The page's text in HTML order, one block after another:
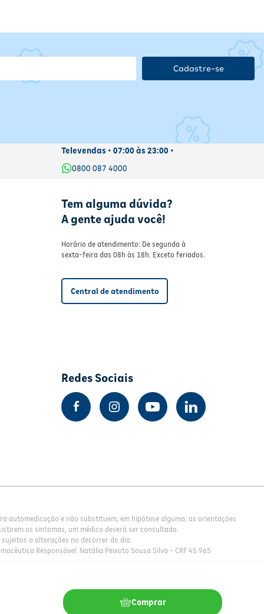
Comprar
Cadastre-se
Televendas • 07:00 às 23:00 •
0800 087 4000
Tem alguma dúvida?
A gente ajuda você!
Horário de atendimento: De segunda à
sexta-feira das 08h às 18h. Exceto feriados.
Central de atendimento
Redes Sociais
automedicação e não substituem, em hipótese alguma, as orientações
os sintomas, um médico deverá ser consultado.
a alterações no decorrer do dia.
Responsável: Natália Peixoto Sousa Silva - CRF 45.965